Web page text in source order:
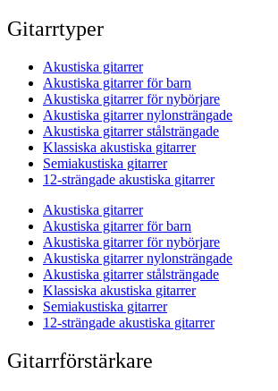
Gitarrtyper
Akustiska gitarrer
Akustiska gitarrer för barn
Akustiska gitarrer för nybörjare
Akustiska gitarrer nylonsträngade
Akustiska gitarrer stålsträngade
Klassiska akustiska gitarrer
Semiakustiska gitarrer
12-strängade akustiska gitarrer
Akustiska gitarrer
Akustiska gitarrer för barn
Akustiska gitarrer för nybörjare
Akustiska gitarrer nylonsträngade
Akustiska gitarrer stålsträngade
Klassiska akustiska gitarrer
Semiakustiska gitarrer
12-strängade akustiska gitarrer
Gitarrförstärkare